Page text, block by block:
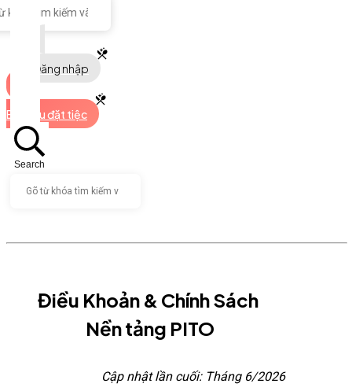
Đăng nhập
Bắt đầu đặt tiệc
Search
Điều Khoản & Chính Sách
Nền tảng PITO
Cập nhật lần cuối: Tháng 6/2026